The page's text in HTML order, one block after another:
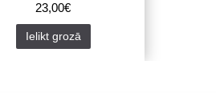
23,00€
Ielikt grozā